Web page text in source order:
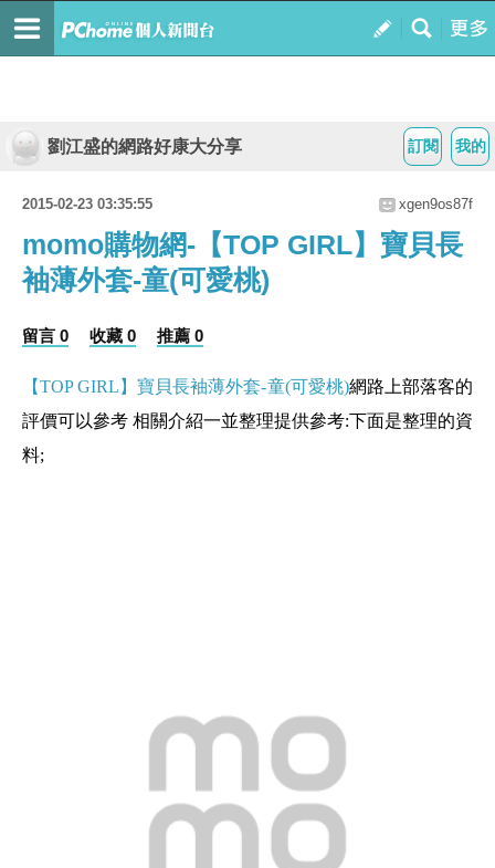
我的
訂閱
劉江盛的網路好康大分享
2015-02-23 03:35:55 xgen9os87f
momo購物網-【TOP GIRL】寶貝長
袖薄外套-童(可愛桃)
留言 0 收藏 0 推薦 0
【TOP GIRL】寶貝長袖薄外套-童(可愛桃)網路上部落客的
評價可以參考 相關介紹一並整理提供參考:下面是整理的資
料;